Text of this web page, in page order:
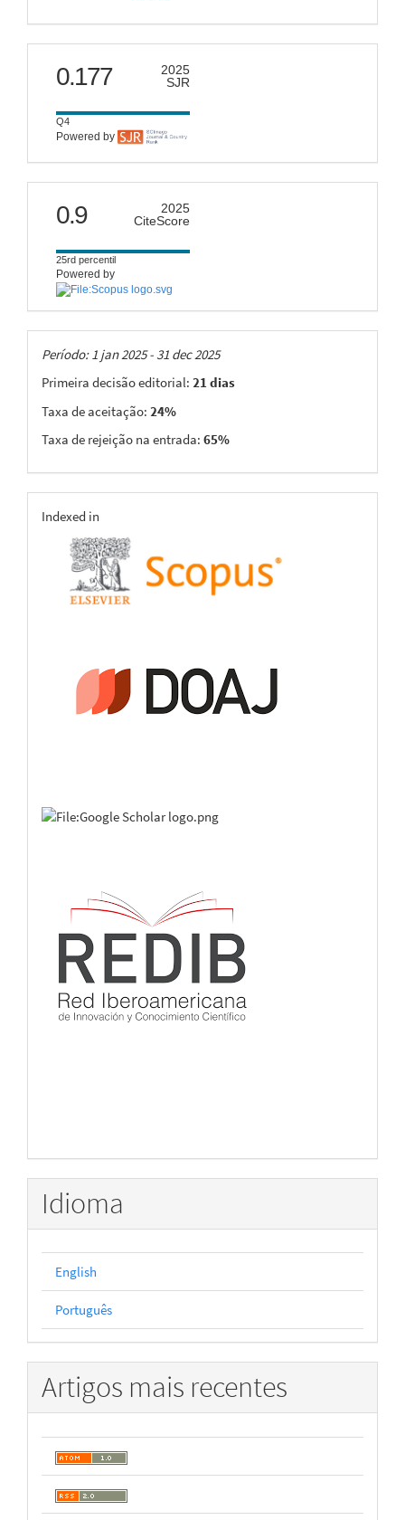
scimago
0.177
2025
SJR
Q4
Powered by
citescore
0.9
2025
CiteScore
25rd percentil
Powered by
Taxas
Período: 1 jan 2025 - 31 dec 2025
Primeira decisão editorial: 21 dias
Taxa de aceitação: 24%
Taxa de rejeição na entrada: 65%
indexing
Indexed in
Idioma
English
Português
Artigos mais recentes